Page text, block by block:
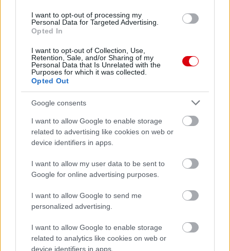
I want to opt-out of processing my
Personal Data for Targeted Advertising.
Opted In
I want to opt-out of Collection, Use,
Retention, Sale, and/or Sharing of my
Personal Data that Is Unrelated with the
Purposes for which it was collected.
Opted Out
Google consents
I want to allow Google to enable storage
related to advertising like cookies on web or
device identifiers in apps.
I want to allow my user data to be sent to
Google for online advertising purposes.
I want to allow Google to send me
personalized advertising.
I want to allow Google to enable storage
related to analytics like cookies on web or
device identifiers in apps.
Támogatás
Támogasd adományoddal
a ManUtdFanatics.hu működését!
Kapcsolódó hírek
AXEL TUANZEBE
AXEL TUANZEBE AZ
IPSWICH JÁTÉKOSA LETT